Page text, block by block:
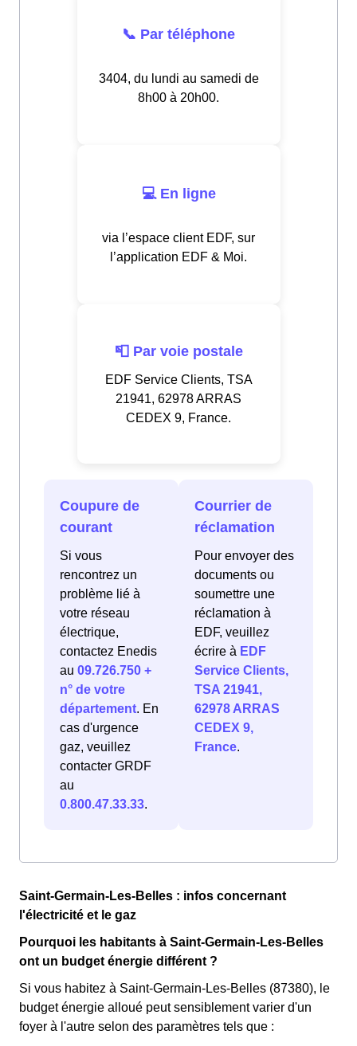
📞 Par téléphone
3404, du lundi au samedi de
8h00 à 20h00.
💻 En ligne
via l’espace client EDF, sur
l’application EDF & Moi.
📮 Par voie postale
EDF Service Clients, TSA
21941, 62978 ARRAS
CEDEX 9, France.
Coupure de
courant
Si vous
rencontrez un
problème lié à
votre réseau
électrique,
contactez Enedis
au 09.726.750 +
n° de votre
département. En
cas d'urgence
gaz, veuillez
contacter GRDF
au
0.800.47.33.33.
Courrier de
réclamation
Pour envoyer des
documents ou
soumettre une
réclamation à
EDF, veuillez
écrire à EDF
Service Clients,
TSA 21941,
62978 ARRAS
CEDEX 9,
France.
Saint-Germain-Les-Belles : infos concernant
l'électricité et le gaz
Pourquoi les habitants à Saint-Germain-Les-Belles
ont un budget énergie différent ?
Si vous habitez à Saint-Germain-Les-Belles (87380), le
budget énergie alloué peut sensiblement varier d'un
foyer à l'autre selon des paramètres tels que :